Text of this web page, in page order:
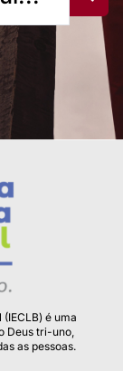
é uma
Deus tri-uno,
as pessoas.